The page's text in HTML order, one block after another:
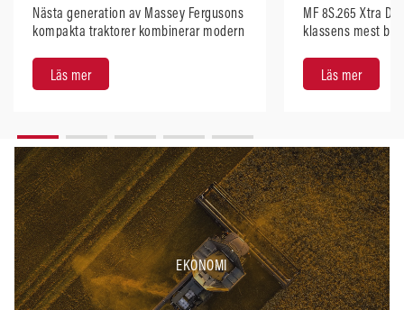
Nästa generation av Massey Fergusons
kompakta traktorer kombinerar modern
Läs mer
MF 8S.265 Xtra
klassens mest
Läs mer
EKONOMI